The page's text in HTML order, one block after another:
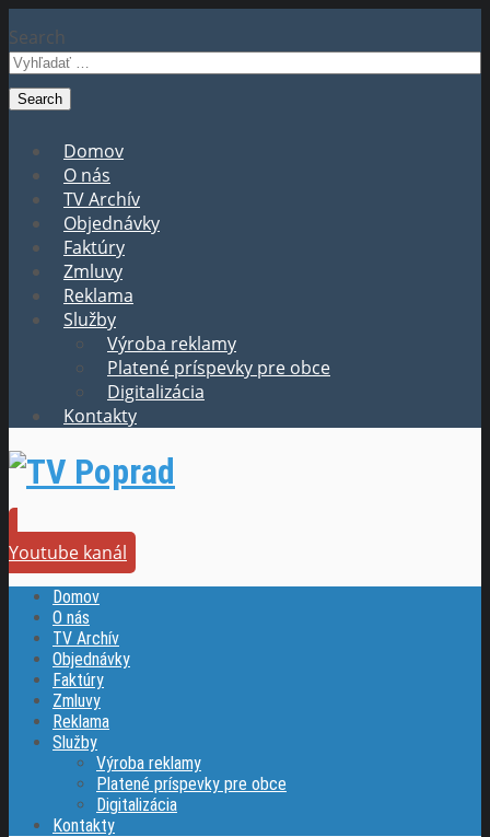
Search
Domov
O nás
TV Archív
Objednávky
Faktúry
Zmluvy
Reklama
Služby
Výroba reklamy
Platené príspevky pre obce
Digitalizácia
Kontakty
Youtube kanál
Domov
O nás
TV Archív
Objednávky
Faktúry
Zmluvy
Reklama
Služby
Výroba reklamy
Platené príspevky pre obce
Digitalizácia
Kontakty